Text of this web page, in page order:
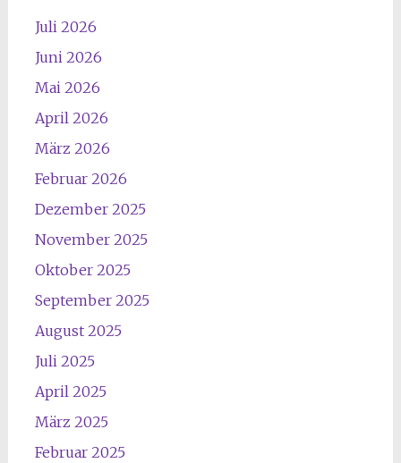
Juli 2026
Juni 2026
Mai 2026
April 2026
März 2026
Februar 2026
Dezember 2025
November 2025
Oktober 2025
September 2025
August 2025
Juli 2025
April 2025
März 2025
Februar 2025